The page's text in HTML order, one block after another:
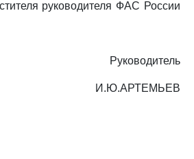
руководителя ФАС России
Руководитель
И.Ю.АРТЕМЬЕВ